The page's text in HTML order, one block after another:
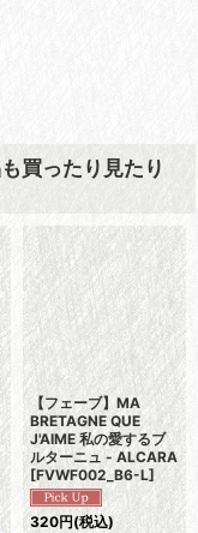
買ったり見たり
【フェーブ】MA
BRETAGNE QUE
J'AIME 私の愛するブ
ルターニュ - ALCARA
[FVWF002_B6-L]
320円(税込)